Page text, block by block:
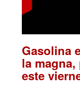
Gasolina
la
este